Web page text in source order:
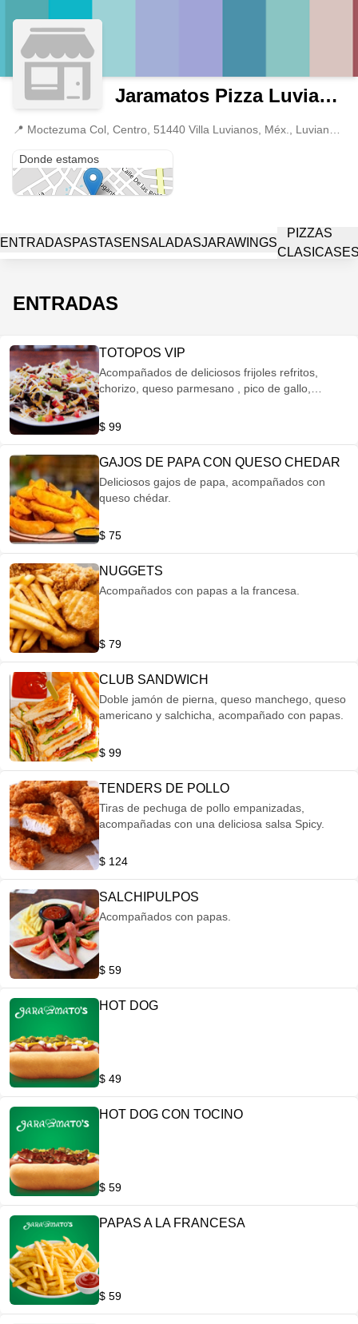
Jaramatos Pizza Luvianos
📍
Donde estamos
ENTRADASPASTASENSALADASJARAWINGS
PIZZAS
CLASICAS
ENTRADAS
TOTOPOS VIP
Acompañados de deliciosos frijoles refritos,
chorizo, queso parmesano , pico de gallo,
$ 99
GAJOS DE PAPA CON QUESO CHEDAR
Deliciosos gajos de papa, acompañados con
queso chédar.
$ 75
NUGGETS
Acompañados con papas a la francesa.
$ 79
CLUB SANDWICH
Doble jamón de pierna, queso manchego, queso
americano y salchicha, acompañado con papas.
$ 99
TENDERS DE POLLO
Tiras de pechuga de pollo empanizadas,
acompañadas con una deliciosa salsa Spicy.
$ 124
SALCHIPULPOS
Acompañados con papas.
$ 59
HOT DOG
$ 49
HOT DOG CON TOCINO
$ 59
PAPAS A LA FRANCESA
$ 59